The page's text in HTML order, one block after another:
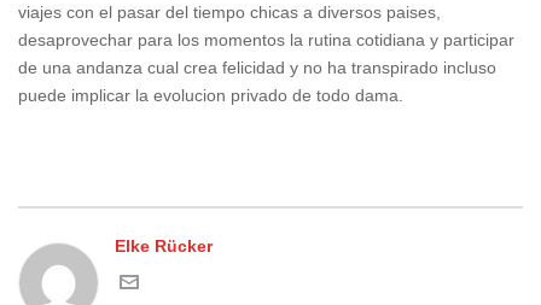
viajes con el pasar del tiempo chicas a diversos paises,
desaprovechar para los momentos la rutina cotidiana y participar
de una andanza cual crea felicidad y no ha transpirado incluso
puede implicar la evolucion privado de todo dama.
Elke Rücker